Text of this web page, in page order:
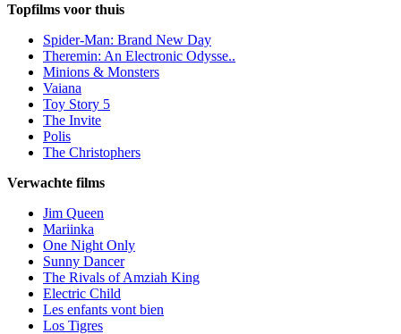
Topfilms voor thuis
Spider-Man: Brand New Day
Theremin: An Electronic Odysse..
Minions & Monsters
Vaiana
Toy Story 5
The Invite
Polis
The Christophers
Verwachte films
Jim Queen
Mariinka
One Night Only
Sunny Dancer
The Rivals of Amziah King
Electric Child
Les enfants vont bien
Los Tigres